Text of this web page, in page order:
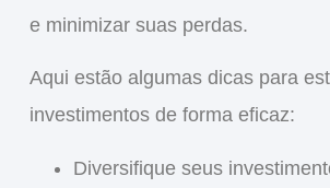
e minimizar suas perdas.
Aqui estão algumas dicas para
investimentos de forma eficaz:
Diversifiqueseus